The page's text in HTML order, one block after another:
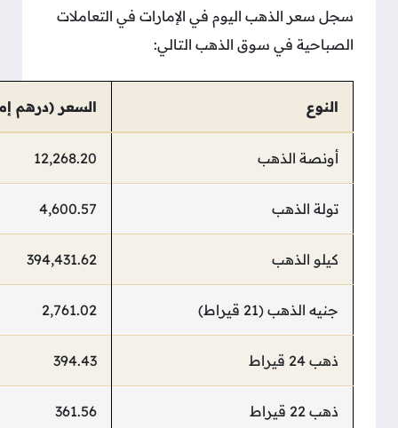
سجل سعر الذهب اليوم في الإمارات في التعاملات
الصباحية في سوق الذهب التالي:
النوع السعر (درهم
أونصة الذهب 12,268.20
تولة الذهب 4,600.57
كيلو الذهب 394,431.62
جنيه الذهب (21 قيراط) 2,761.02
ذهب 24 قيراط 394.43
ذهب 22 قيراط 361.56